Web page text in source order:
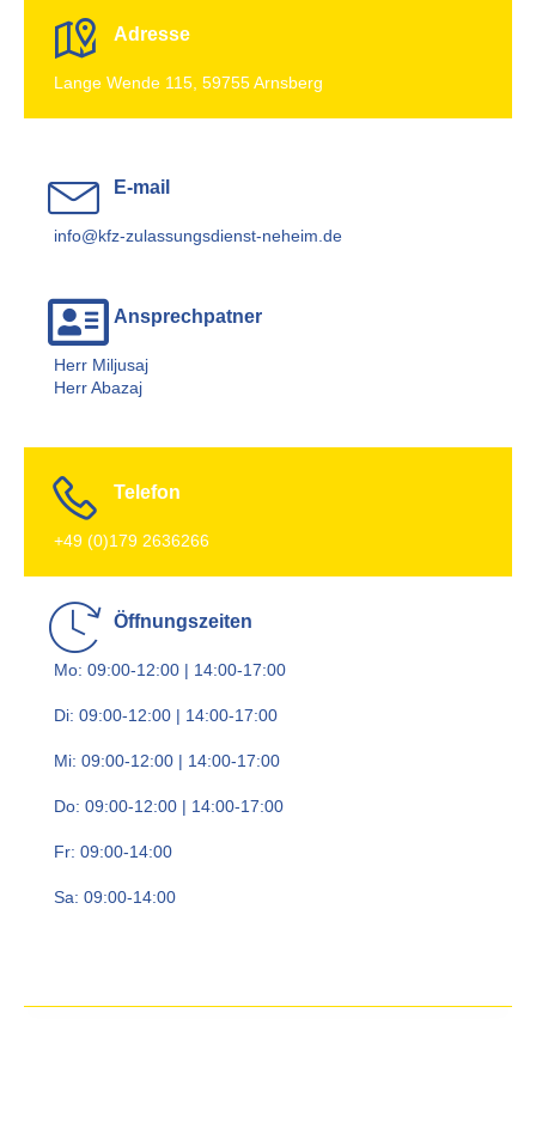
Adresse
Lange Wende 115, 59755 Arnsberg
E-mail
info@kfz-zulassungsdienst-neheim.de
Ansprechpatner
Herr Miljusaj
Herr Abazaj
Telefon
+49 (0)179 2636266
Öffnungszeiten
Mo: 09:00-12:00 | 14:00-17:00
Di: 09:00-12:00 | 14:00-17:00
Mi: 09:00-12:00 | 14:00-17:00
Do: 09:00-12:00 | 14:00-17:00
Fr: 09:00-14:00
Sa: 09:00-14:00